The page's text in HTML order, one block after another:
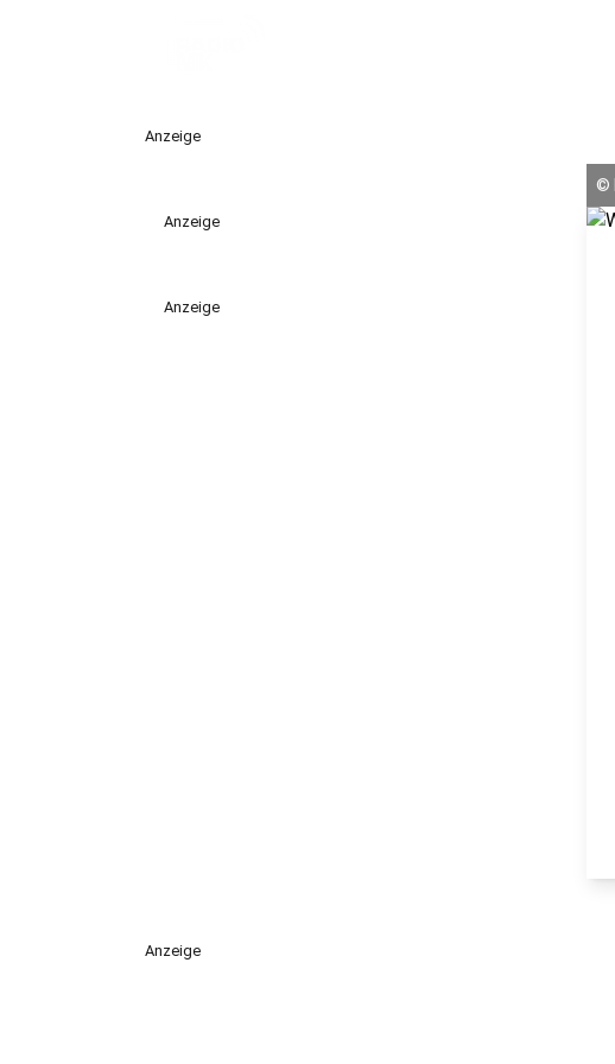
Anzeige
Anzeige
Anzeige
©
Anzeige